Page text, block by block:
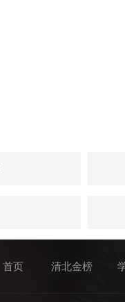
首页 清北金榜